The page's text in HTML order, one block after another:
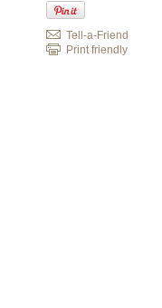
Tell-a-Friend
Print friendly